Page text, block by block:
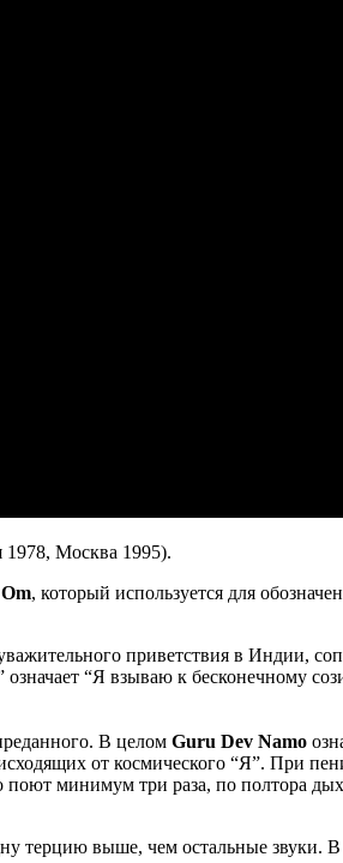
1978, Москва 1995).
Om, который используется для
приветствия в Индии,
“Я взываю к бесконечному
В целом Guru Dev Namo
от космического “Я”. При
минимум три раза, по полтора
терцию выше, чем остальные звуки.